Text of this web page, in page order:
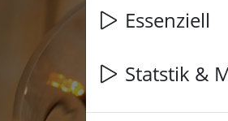
Essenziell
Statstik &